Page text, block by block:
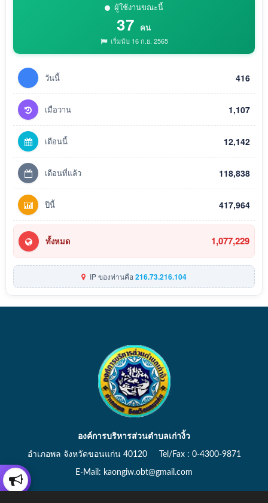
ผู้ใช้งานขณะนี้
37 คน
เริ่มนับ 16 ก.ย. 2565
วันนี้ 416
เมื่อวาน 1,107
เดือนนี้ 12,142
เดือนที่แล้ว 118,838
ปีนี้ 417,964
ทั้งหมด 1,077,229
IP ของท่านคือ216.73.216.104
องค์การบริหารส่วนตำบลเก่างิ้ว
อำเภอพล จังหวัดขอนแก่น 40120 Tel/Fax : 0-4300-9871
E-Mail: kaongiw.obt@gmail.com